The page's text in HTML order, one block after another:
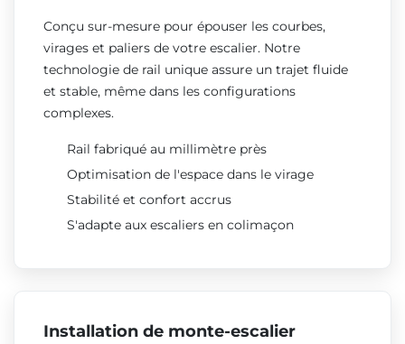
Conçu sur-mesure pour épouser les courbes,
virages et paliers de votre escalier. Notre
technologie de rail unique assure un trajet fluide
et stable, même dans les configurations
complexes.
Rail fabriqué au millimètre près
Optimisation de l'espace dans le virage
Stabilité et confort accrus
S'adapte aux escaliers en colimaçon
Installation de monte-escalier